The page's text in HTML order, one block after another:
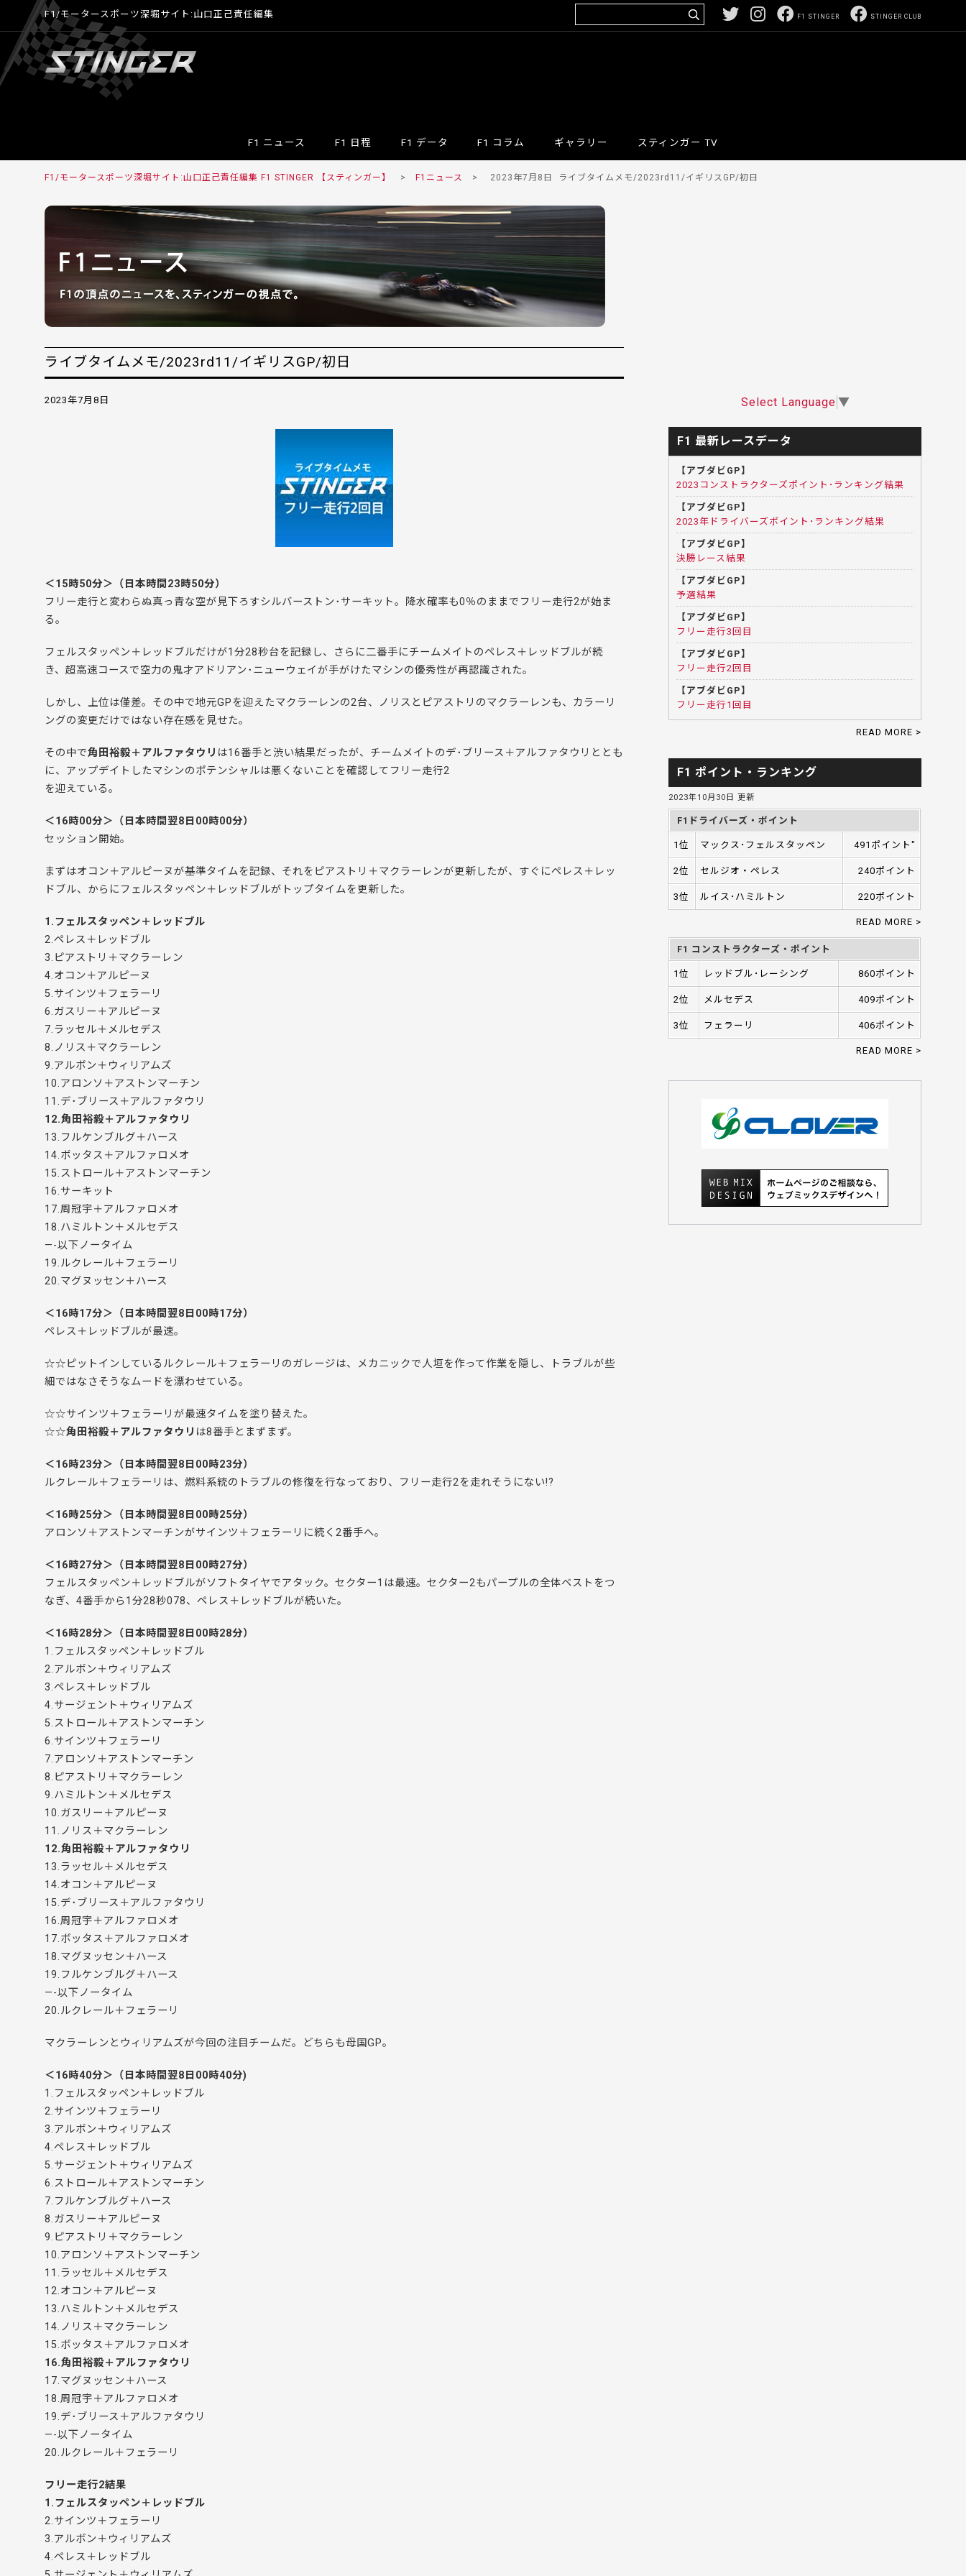
F1/モータースポーツ深堀サイト:山口正己責任編集 STINGER CLUB
F1 STINGER
F1 ニュース F1 日程 F1 データ F1 コラム ギャラリー スティンガー TV
F1/モータースポーツ深堀サイト:山口正己責任編集 F1 STINGER 【スティンガー】 > F1ニュース > 2023年7月8日 ライブタイムメモ/2023rd11/イギリスGP/初日
ライブタイムメモ/2023rd11/イギリスGP/初日
2023年7月8日
＜15時50分＞（日本時間23時50分）
フリー走行と変わらぬ真っ青な空が見下ろすシルバーストン･サーキット。降水確率も0％のままでフリー走行2が始ま
る。
フェルスタッペン＋レッドブルだけが1分28秒台を記録し、さらに二番手にチームメイトのペレス＋レッドブルが続
き、超高速コースで空力の鬼才アドリアン･ニューウェイが手がけたマシンの優秀性が再認識された。
しかし、上位は僅差。その中で地元GPを迎えたマクラーレンの2台、ノリスとピアストリのマクラーレンも、カラーリ
ングの変更だけではない存在感を見せた。
その中で角田裕毅＋アルファタウリ は16番手と渋い結果だったが、チームメイトのデ･ブリース＋アルファタウリととも
に、アップデイトしたマシンのポテンシャルは悪くないことを確認してフリー走行2
を迎えている。
＜16時00分＞（日本時間翌8日00時00分）
セッション開始。
まずはオコン＋アルピーヌが基準タイムを記録、それをピアストリ＋マクラーレンが更新したが、すぐにペレス＋レッ
ドブル、からにフェルスタッペン＋レッドブルがトップタイムを更新した。
1.フェルスタッペン＋レッドブル
2.ペレス＋レッドブル
3.ピアストリ＋マクラーレン
4.オコン＋アルピーヌ
5.サインツ＋フェラーリ
6.ガスリー＋アルピーヌ
7.ラッセル＋メルセデス
8.ノリス＋マクラーレン
9.アルボン＋ウィリアムズ
10.アロンソ＋アストンマーチン
11.デ･ブリース＋アルファタウリ
12.角田裕毅＋アルファタウリ
13.フルケンブルグ＋ハース
14.ボッタス＋アルファロメオ
15.ストロール＋アストンマーチン
16.サーキット
17.周冠宇＋アルファロメオ
18.ハミルトン＋メルセデス
—-以下ノータイム
19.ルクレール＋フェラーリ
20.マグヌッセン＋ハース
＜16時17分＞（日本時間翌8日00時17分）
ペレス＋レッドブルが最速。
☆☆ピットインしているルクレール＋フェラーリのガレージは、メカニックで人垣を作って作業を隠し、トラブルが些
細ではなさそうなムードを漂わせている。
☆☆サインツ＋フェラーリが最速タイムを塗り替えた。
☆☆角田裕毅＋アルファタウリ は8番手とまずまず。
＜16時23分＞（日本時間翌8日00時23分）
ルクレール＋フェラーリは、燃料系統のトラブルの修復を行なっており、フリー走行2を走れそうにない!?
＜16時25分＞（日本時間翌8日00時25分）
アロンソ＋アストンマーチンがサインツ＋フェラーリに続く2番手へ。
＜16時27分＞（日本時間翌8日00時27分）
フェルスタッペン＋レッドブルがソフトタイヤでアタック。セクター1は最速。セクター2もパープルの全体ベストをつ
なぎ、4番手から1分28秒078、ペレス＋レッドブルが続いた。
＜16時28分＞（日本時間翌8日00時28分）
1.フェルスタッペン＋レッドブル
2.アルボン＋ウィリアムズ
3.ペレス＋レッドブル
4.サージェント＋ウィリアムズ
5.ストロール＋アストンマーチン
6.サインツ＋フェラーリ
7.アロンソ＋アストンマーチン
8.ピアストリ＋マクラーレン
9.ハミルトン＋メルセデス
10.ガスリー＋アルピーヌ
11.ノリス＋マクラーレン
12.角田裕毅＋アルファタウリ
13.ラッセル＋メルセデス
14.オコン＋アルピーヌ
15.デ･ブリース＋アルファタウリ
16.周冠宇＋アルファロメオ
17.ボッタス＋アルファロメオ
18.マグヌッセン＋ハース
19.フルケンブルグ＋ハース
—-以下ノータイム
20.ルクレール＋フェラーリ
マクラーレンとウィリアムズが今回の注目チームだ。どちらも母国GP。
＜16時40分＞（日本時間翌8日00時40分)
1.フェルスタッペン＋レッドブル
2.サインツ＋フェラーリ
3.アルボン＋ウィリアムズ
4.ペレス＋レッドブル
5.サージェント＋ウィリアムズ
6.ストロール＋アストンマーチン
7.フルケンブルグ＋ハース
8.ガスリー＋アルピーヌ
9.ピアストリ＋マクラーレン
10.アロンソ＋アストンマーチン
11.ラッセル＋メルセデス
12.オコン＋アルピーヌ
13.ハミルトン＋メルセデス
14.ノリス＋マクラーレン
15.ボッタス＋アルファロメオ
16.角田裕毅＋アルファタウリ
17.マグヌッセン＋ハース
18.周冠宇＋アルファロメオ
19.デ･ブリース＋アルファタウリ
—-以下ノータイム
20.ルクレール＋フェラーリ
フリー走行2結果
1.フェルスタッペン＋レッドブル
2.サインツ＋フェラーリ
3.アルボン＋ウィリアムズ
4.ペレス＋レッドブル
Select Language ▼
F1 最新レースデータ
【アブダビGP】
2023コンストラクターズポイント･ランキング結果
【アブダビGP】
2023年ドライバーズポイント･ランキング結果
【アブダビGP】
決勝レース結果
【アブダビGP】
予選結果
【アブダビGP】
フリー走行3回目
【アブダビGP】
フリー走行2回目
【アブダビGP】
フリー走行1回目
READ MORE >
F1 ポイント・ランキング
2023年10月30日 更新
F1ドライバーズ・ポイント
1位 マックス･フェルスタッペン 491ポイント"
2位 セルジオ・ペレス 240ポイント
3位 ルイス･ハミルトン 220ポイント
READ MORE >
F1 コンストラクターズ・ポイント
1位 レッドブル･レーシング 860ポイント
2位 メルセデス 409ポイント
3位 フェラーリ 406ポイント
READ MORE >